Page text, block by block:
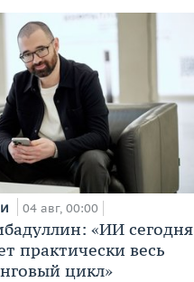
04 авг, 00:00
«ИИ сегодня
практически весь
цикл»